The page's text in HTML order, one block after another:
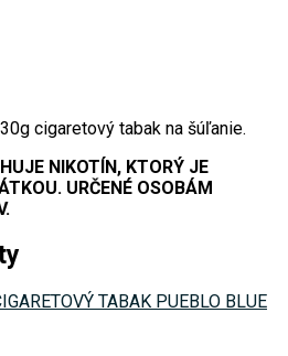
cigaretový tabak na šúľanie.
NIKOTÍN, KTORÝ JE
URČENÉ OSOBÁM